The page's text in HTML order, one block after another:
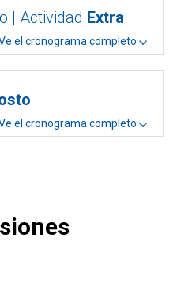
| Actividad Extra
el cronograma completo
el cronograma completo